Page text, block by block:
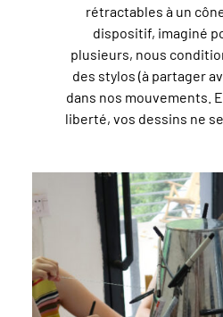
rétractables à un
dispositif, imaginé
plusieurs, nous
des stylos (à partager
dans nos mouvements.
liberté, vos dessins ne